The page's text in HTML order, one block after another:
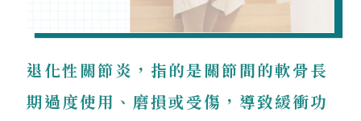
退化性關節炎，指的是關節間的軟骨長
期過度使用、磨損或受傷，導致緩衝功